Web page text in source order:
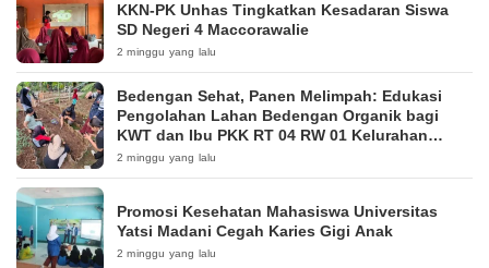
KKN-PK Unhas Tingkatkan Kesadaran Siswa
SD Negeri 4 Maccorawalie
2 minggu yang lalu
Bedengan Sehat, Panen Melimpah: Edukasi
Pengolahan Lahan Bedengan Organik bagi
KWT dan Ibu PKK RT 04 RW 01 Kelurahan
Pakintelan
2 minggu yang lalu
Promosi Kesehatan Mahasiswa Universitas
Yatsi Madani Cegah Karies Gigi Anak
2 minggu yang lalu